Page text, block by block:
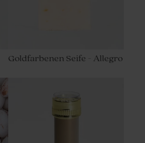
Goldfarbenen Seife - Allegro